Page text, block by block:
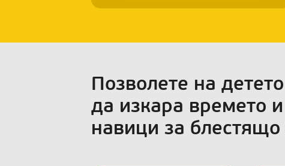
Позволете на
да изкара времето
навици за